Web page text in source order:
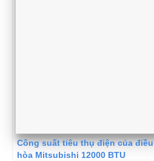
Công suất tiêu thụ điện của điều
hòa Mitsubishi 12000 BTU